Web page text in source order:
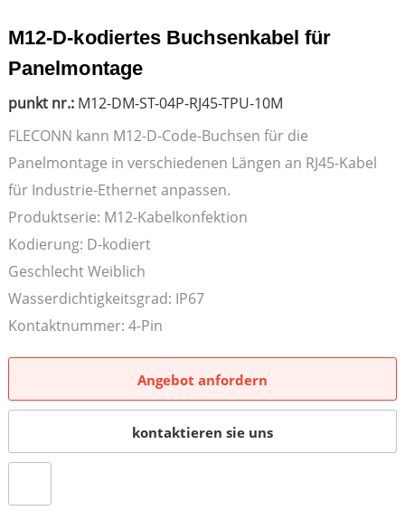
M12-D-kodiertes Buchsenkabel für
Panelmontage
punkt nr.:M12-DM-ST-04P-RJ45-TPU-10M
FLECONN kann M12-D-Code-Buchsen für die
Panelmontage in verschiedenen Längen an RJ45-Kabel
für Industrie-Ethernet anpassen.
Produktserie: M12-Kabelkonfektion
Kodierung: D-kodiert
Geschlecht Weiblich
Wasserdichtigkeitsgrad: IP67
Kontaktnummer: 4-Pin
Angebot anfordern
kontaktieren sie uns